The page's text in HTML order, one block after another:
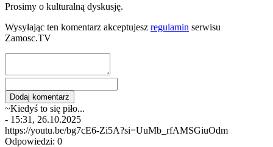
Prosimy o kulturalną dyskusję.
Wysyłając ten komentarz akceptujesz regulamin serwisu
Zamosc.TV
~Kiedyś to się piło...
- 15:31, 26.10.2025
https://youtu.be/bg7cE6-Zi5A?si=UuMb_rfAMSGiuOdm
Odpowiedzi: 0